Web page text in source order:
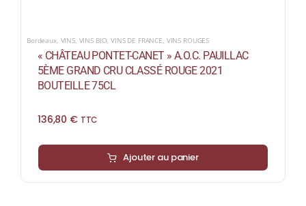
Bordeaux, VINS, VINS BIO,VINS DE FRANCE, VINS ROUGES
« CHÂTEAU PONTET-CANET » A.O.C. PAUILLAC
5ÈME GRAND CRU CLASSÉ ROUGE 2021
BOUTEILLE 75CL
136,80 € TTC
Ajouter au panier